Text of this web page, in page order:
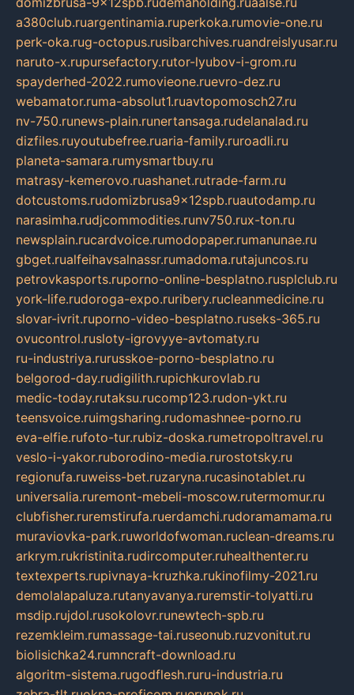
a380club.ruargentinamia.ruperkoka.rumovie-one.ru
perk-oka.rug-octopus.rusibarchives.ruandreislyusar.ru
naruto-x.rupursefactory.rutor-lyubov-i-grom.ru
spayderhed-2022.rumovieone.ruevro-dez.ru
webamator.ruma-absolut1.ruavtopomosch27.ru
nv-750.runews-plain.runertansaga.rudelanalad.ru
dizfiles.ruyoutubefree.ruaria-family.ruroadli.ru
planeta-samara.rumysmartbuy.ru
matrasy-kemerovo.ruashanet.rutrade-farm.ru
dotcustoms.rudomizbrusa9x12spb.ruautodamp.ru
narasimha.rudjcommodities.runv750.rux-ton.ru
newsplain.rucardvoice.rumodopaper.rumanunae.ru
gbget.rualfeihavsalnassr.rumadoma.rutajuncos.ru
petrovkasports.ruporno-online-besplatno.rusplclub.ru
york-life.rudoroga-expo.ruribery.rucleanmedicine.ru
slovar-ivrit.ruporno-video-besplatno.ruseks-365.ru
ovucontrol.rusloty-igrovyye-avtomaty.ru
ru-industriya.rurusskoe-porno-besplatno.ru
belgorod-day.rudigilith.rupichkurovlab.ru
medic-today.rutaksu.rucomp123.rudon-ykt.ru
teensvoice.ruimgsharing.rudomashnee-porno.ru
eva-elfie.rufoto-tur.rubiz-doska.rumetropoltravel.ru
veslo-i-yakor.ruborodino-media.rurostotsky.ru
regionufa.ruweiss-bet.ruzaryna.rucasinotablet.ru
universalia.ruremont-mebeli-moscow.rutermomur.ru
clubfisher.ruremstirufa.ruerdamchi.rudoramamama.ru
muraviovka-park.ruworldofwoman.ruclean-dreams.ru
arkrym.rukristinita.rudircomputer.ruhealthenter.ru
textexperts.rupivnaya-kruzhka.rukinofilmy-2021.ru
demolalapaluza.rutanyavanya.ruremstir-tolyatti.ru
msdip.rujdol.rusokolovr.runewtech-spb.ru
rezemkleim.rumassage-tai.ruseonub.ruzvonitut.ru
biolisichka24.rumncraft-download.ru
algoritm-sistema.rugodflesh.ruru-industria.ru